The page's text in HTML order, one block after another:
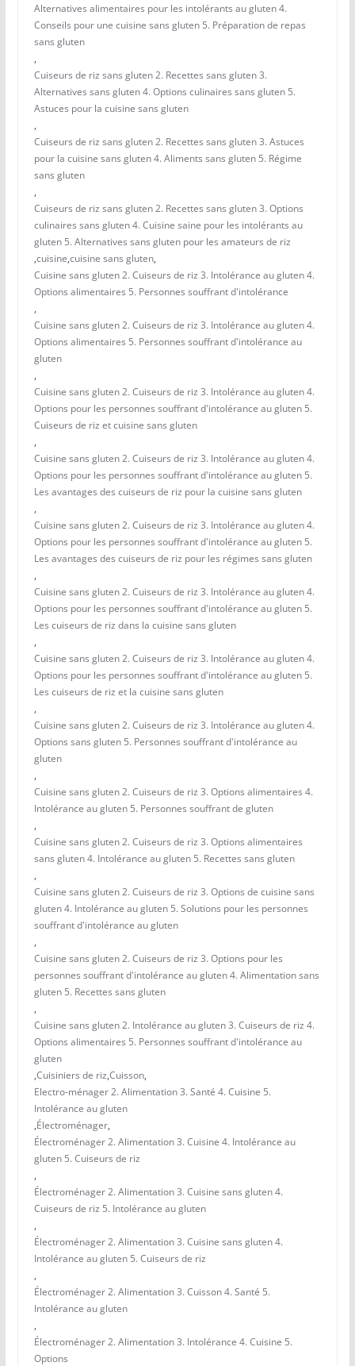
Alternatives alimentaires pour les intolérants au gluten 4.
Conseils pour une cuisine sans gluten 5. Préparation de repas
sans gluten
,
Cuiseurs de riz sans gluten 2. Recettes sans gluten 3.
Alternatives sans gluten 4. Options culinaires sans gluten 5.
Astuces pour la cuisine sans gluten
,
Cuiseurs de riz sans gluten 2. Recettes sans gluten 3. Astuces
pour la cuisine sans gluten 4. Aliments sans gluten 5. Régime
sans gluten
,
Cuiseurs de riz sans gluten 2. Recettes sans gluten 3. Options
culinaires sans gluten 4. Cuisine saine pour les intolérants au
gluten 5. Alternatives sans gluten pour les amateurs de riz
,cuisine,cuisine sans gluten,
Cuisine sans gluten 2. Cuiseurs de riz 3. Intolérance au gluten 4.
Options alimentaires 5. Personnes souffrant d'intolérance
,
Cuisine sans gluten 2. Cuiseurs de riz 3. Intolérance au gluten 4.
Options alimentaires 5. Personnes souffrant d'intolérance au
gluten
,
Cuisine sans gluten 2. Cuiseurs de riz 3. Intolérance au gluten 4.
Options pour les personnes souffrant d'intolérance au gluten 5.
Cuiseurs de riz et cuisine sans gluten
,
Cuisine sans gluten 2. Cuiseurs de riz 3. Intolérance au gluten 4.
Options pour les personnes souffrant d'intolérance au gluten 5.
Les avantages des cuiseurs de riz pour la cuisine sans gluten
,
Cuisine sans gluten 2. Cuiseurs de riz 3. Intolérance au gluten 4.
Options pour les personnes souffrant d'intolérance au gluten 5.
Les avantages des cuiseurs de riz pour les régimes sans gluten
,
Cuisine sans gluten 2. Cuiseurs de riz 3. Intolérance au gluten 4.
Options pour les personnes souffrant d'intolérance au gluten 5.
Les cuiseurs de riz dans la cuisine sans gluten
,
Cuisine sans gluten 2. Cuiseurs de riz 3. Intolérance au gluten 4.
Options pour les personnes souffrant d'intolérance au gluten 5.
Les cuiseurs de riz et la cuisine sans gluten
,
Cuisine sans gluten 2. Cuiseurs de riz 3. Intolérance au gluten 4.
Options sans gluten 5. Personnes souffrant d'intolérance au
gluten
,
Cuisine sans gluten 2. Cuiseurs de riz 3. Options alimentaires 4.
Intolérance au gluten 5. Personnes souffrant de gluten
,
Cuisine sans gluten 2. Cuiseurs de riz 3. Options alimentaires
sans gluten 4. Intolérance au gluten 5. Recettes sans gluten
,
Cuisine sans gluten 2. Cuiseurs de riz 3. Options de cuisine sans
gluten 4. Intolérance au gluten 5. Solutions pour les personnes
souffrant d'intolérance au gluten
,
Cuisine sans gluten 2. Cuiseurs de riz 3. Options pour les
personnes souffrant d'intolérance au gluten 4. Alimentation sans
gluten 5. Recettes sans gluten
,
Cuisine sans gluten 2. Intolérance au gluten 3. Cuiseurs de riz 4.
Options alimentaires 5. Personnes souffrant d'intolérance au
gluten
,Cuisiniers de riz,Cuisson,
Electro-ménager 2. Alimentation 3. Santé 4. Cuisine 5.
Intolérance au gluten
,Électroménager,
Électroménager 2. Alimentation 3. Cuisine 4. Intolérance au
gluten 5. Cuiseurs de riz
,
Électroménager 2. Alimentation 3. Cuisine sans gluten 4.
Cuiseurs de riz 5. Intolérance au gluten
,
Électroménager 2. Alimentation 3. Cuisine sans gluten 4.
Intolérance au gluten 5. Cuiseurs de riz
,
Électroménager 2. Alimentation 3. Cuisson 4. Santé 5.
Intolérance au gluten
,
Électroménager 2. Alimentation 3. Intolérance 4. Cuisine 5.
Options